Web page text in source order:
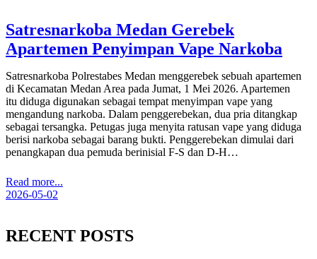
Satresnarkoba Medan Gerebek
Apartemen Penyimpan Vape Narkoba
Satresnarkoba Polrestabes Medan menggerebek sebuah apartemen
di Kecamatan Medan Area pada Jumat, 1 Mei 2026. Apartemen
itu diduga digunakan sebagai tempat menyimpan vape yang
mengandung narkoba. Dalam penggerebekan, dua pria ditangkap
sebagai tersangka. Petugas juga menyita ratusan vape yang diduga
berisi narkoba sebagai barang bukti. Penggerebekan dimulai dari
penangkapan dua pemuda berinisial F-S dan D-H…
Read more...
2026-05-02
RECENT POSTS